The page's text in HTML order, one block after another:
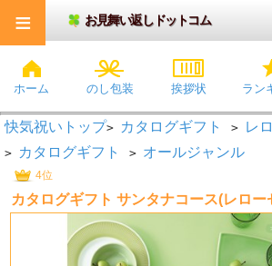
お見舞い返しドットコム
ホーム のし包装 挨拶状 ラン
≡
快気祝いトップ> カタログギフト > レ
> カタログギフト > オールジャンル
4位
カタログギフト サンタナコース(レロー